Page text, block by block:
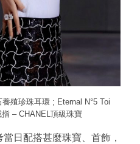
殖珍珠耳環 ; Eternal N°5 Toi
– CHANEL頂級珠寶
日配搭甚麼珠寶、首飾，